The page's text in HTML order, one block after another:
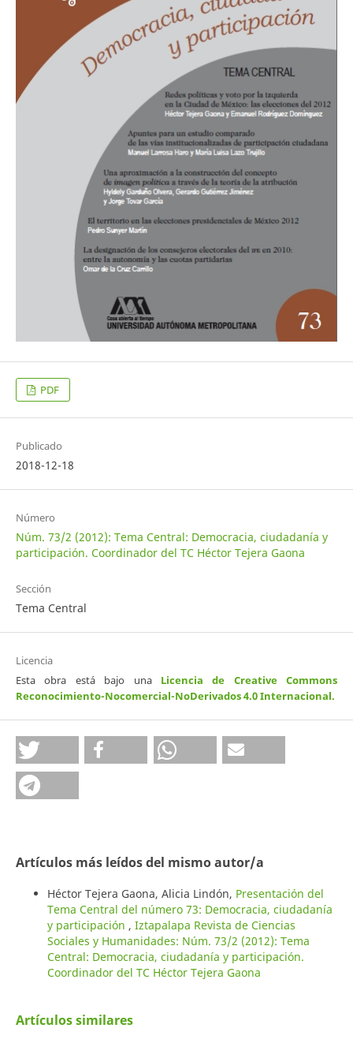
PDF
Publicado
2018-12-18
Número
Núm. 73/2 (2012): Tema Central: Democracia, ciudadanía y
participación. Coordinador del TC Héctor Tejera Gaona
Sección
Tema Central
Licencia
Esta obra está bajo una Licencia de Creative Commons
Reconocimiento-Nocomercial-NoDerivados 4.0 Internacional.
Artículos más leídos del mismo autor/a
Héctor Tejera Gaona, Alicia Lindón, Presentación del
Tema Central del número 73: Democracia, ciudadanía
y participación , Iztapalapa Revista de Ciencias
Sociales y Humanidades: Núm. 73/2 (2012): Tema
Central: Democracia, ciudadanía y participación.
Coordinador del TC Héctor Tejera Gaona
Artículos similares